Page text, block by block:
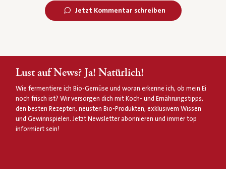
Jetzt Kommentar schreiben
Lust auf News? Ja! Natürlich!
Wie fermentiere ich Bio-Gemüse und woran erkenne ich, ob mein Ei
noch frisch ist? Wir versorgen dich mit Koch- und Ernährungstipps,
den besten Rezepten, neusten Bio-Produkten, exklusivem Wissen
und Gewinnspielen. Jetzt Newsletter abonnieren und immer top
informiert sein!